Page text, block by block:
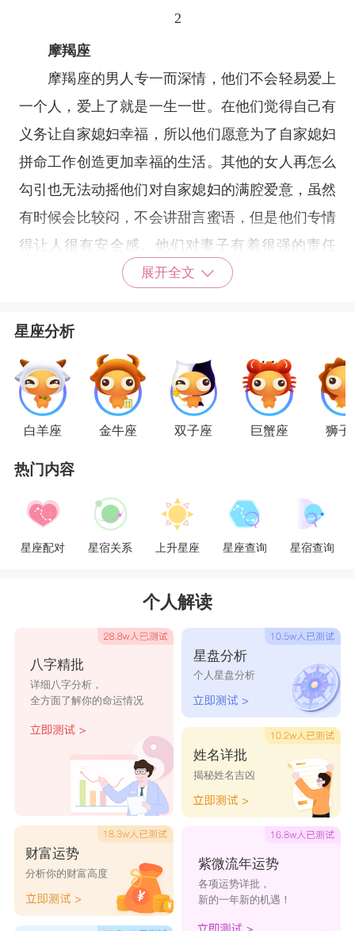
摩羯座
摩羯座的男人专一而深情，他们不会轻易爱上
一个人，爱上了就是一生一世。在他们觉得自己有
义务让自家媳妇幸福，所以他们愿意为了自家媳妇
拼命工作创造更加幸福的生活。其他的女人再怎么
勾引也无法动摇他们对自家媳妇的满腔爱意，虽然
有时候会比较闷，不会讲甜言蜜语，但是他们专情
得让人很有安全感。他们对妻子有着很强的责任
感，抛弃妻子的行为是他们所之不耻的行为。
天蝎座
天蝎座
的男人的爱情往往是惊天动地的，他们
对爱情是全心全意的付出。不管什么妖艳贱货勾引
的执念让他们很难轻易放弃一段感情，就算到死也
要揪紧自家媳妇的手，对待自己媳妇自然是非常疼
惜体贴，百依百顺。愿意为了媳妇开心做任何事
星座乐原创文章，转载需注明出处
展开全文
星座分析
白羊座 金牛座 双子座 巨蟹座 狮子
热门内容
星座配对 星宿关系 上升星座 星座查询 星宿查询
个人解读
八字精批
详细八字分析，
全方面了解你的命运情况
财富运势
分析你的财富高度
星盘分析
个人星盘分析
姓名详批
揭秘姓名吉凶
紫微流年运势
各项运势详批，
新的一年新的机遇！